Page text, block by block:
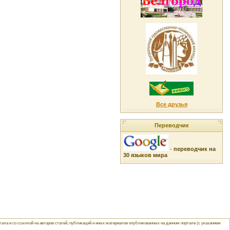
Все друзья
Переводчик
- переводчик на
30 языков мира
и со ссылкой на авторов статей, публикаций и иных материалов опубликованных на данном портале (с указанием